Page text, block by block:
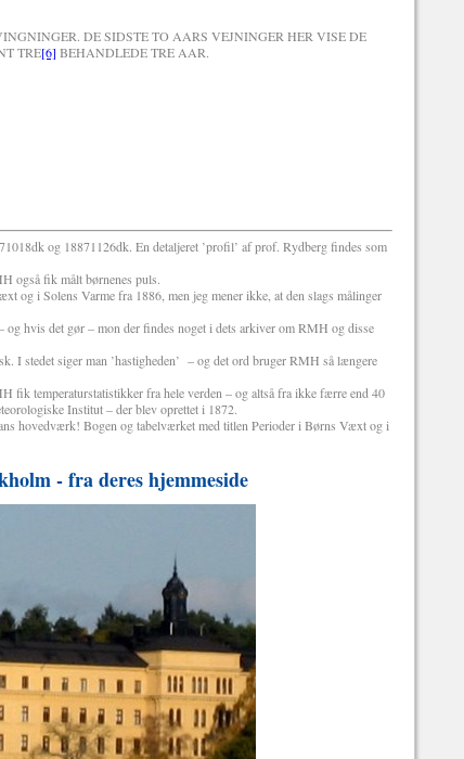
DE SIDSTE TO AARS VEJNINGER HER VISE DE
TRE[6] BEHANDLEDE TRE AAR.
og 18871126dk. En detaljeret ’profil’ af prof. Rydberg findes som
også fik målt børnenes puls.
og i Solens Varme fra 1886, men jeg mener ikke, at den slags målinger
hvis det gør – mon der findes noget i dets arkiver om RMH og disse
I stedet siger man ’hastigheden’ – og det ord bruger RMH så længere
fik temperaturstatistikker fra hele verden – og altså fra ikke færre end 40
Institut – der blev oprettet i 1872.
hovedværk! Bogen og tabelværket med titlen Perioder i Børns Væxt og i
- fra deres hjemmeside